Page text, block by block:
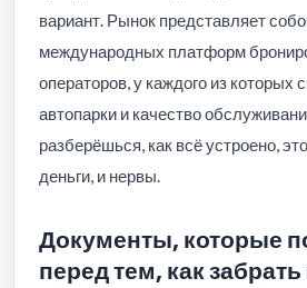
вариант. Рынок представляет
международных платформ
операторов, у каждого из которых
автопарки и качество
разберёшься, как всё устроено,
деньги, и нервы.
Документы, которые
перед тем, как